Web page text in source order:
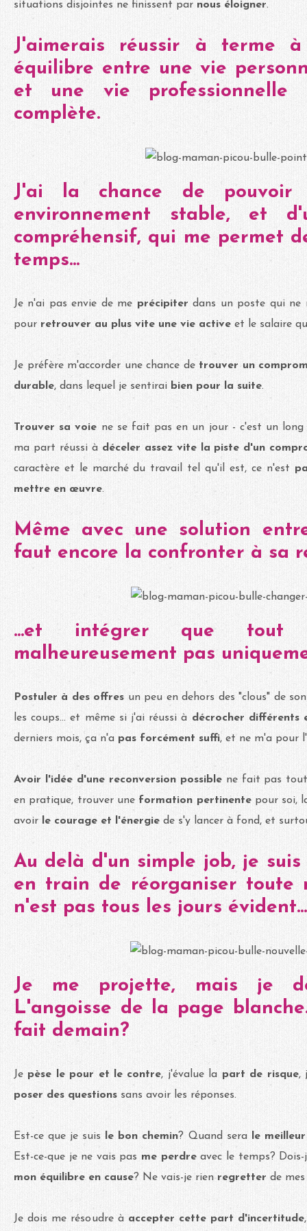
situations disjointes ne finissent par nous éloigner.
J'aimerais réussir à terme
équilibre entre une vie
et une vie
complète.
J'ai la chance de pouvoir
environnement stable, et
compréhensif, qui me permet
temps...
Je n'ai pas envie de me précipiterdans un poste qui ne
pour retrouver au plus vite une vie active et le salaire
Je préfère m'accorder une chance de trouver un
durable, dans lequel je sentirai bien pour la suite.
Trouver sa voie ne se fait pas en un jour - c'est un
ma part réussi à déceler assez vite la piste d'un
caractère et le marché du travail tel qu'il est, ce n'est
mettre en œuvre.
Même avec une solution
faut encore la confronter à sa
...et intégrer que tout
malheureusement pas
Postuler à des offres un peu en dehors des "clous" de
les coups... et même si j'ai réussi à décrocher différents
derniers mois, ça n'a pas forcément suffi, et ne m'a pour
Avoir l'idée d'une reconversion possible ne fait pas
en pratique, trouver une formation pertinente pour soi,
avoirle courage et l'énergie de s'y lancer à fond, et
Au delà d'un simple job, je suis
en train de réorganiser toute
n'est pas tous les jours évident...
Je me projette, mais je
L'angoisse de la page
fait demain?
Je pèse le pour et le contre, j'évalue la part de risque,
poser des questions sans avoir les réponses.
Est-ce que je suis le bon chemin? Quand sera
le
Est-ce-que je ne vais pas me perdreavec le temps?
mon équilibre en cause? Ne vais-je rienregretter de mes
Je dois me résoudre àaccepter cette part d'incertitude